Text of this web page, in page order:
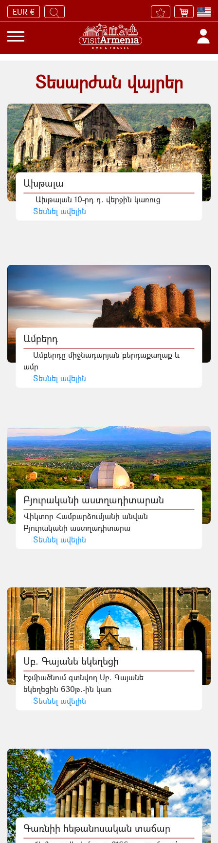
EUR €
Տեսարժան վայրեր
Ախթալա
Ախթալան 10-րդ դ. վերջին կառուց
Տեսնել ավելին
Ամբերդ
Ամբերդը միջնադարյան բերդաքաղաք և
ամր
Տեսնել ավելին
Բյուրականի աստղադիտարան
Վիկտոր Համբարձումյանի անվան
Բյուրականի աստղադիտարա
Տեսնել ավելին
Սբ. Գայանե եկեղեցի
Էջմիածնում գտնվող Սբ. Գայանե
եկեղեցին 630թ.-ին կառ
Տեսնել ավելին
Գառնիի հեթանոսական տաճար